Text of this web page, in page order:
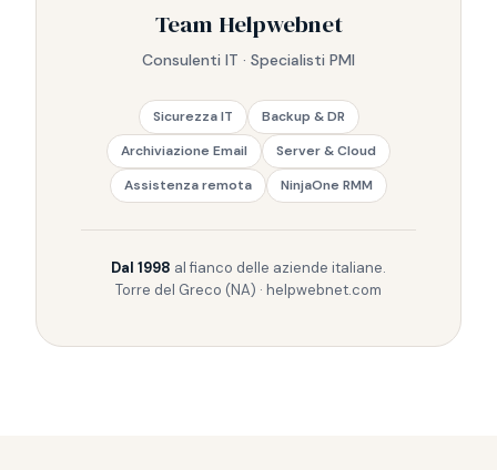
Team Helpwebnet
Consulenti IT · Specialisti PMI
Sicurezza IT
Backup & DR
Archiviazione Email
Server & Cloud
Assistenza remota
NinjaOne RMM
Dal 1998 al fianco delle aziende italiane.
Torre del Greco (NA) · helpwebnet.com